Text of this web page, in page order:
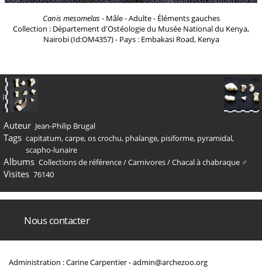
Canis mesomelas- Mâle - Adulte - Éléments gauches
Collection : Département d'Ostéologie du Musée National du Kenya,
Nairobi (Id:OM4357) - Pays : Embakasi Road, Kenya
Auteur Jean-Philip Brugal
Tags capitatum,carpe,os crochu, phalange, pisiforme, pyramidal,
scapho-lunaire
Albums Collections de référence/Carnivores/Chacal à chabraque ♂
Visites 76140
Nous contacter
Administration : Carine Carpentier -admin@archezoo.org